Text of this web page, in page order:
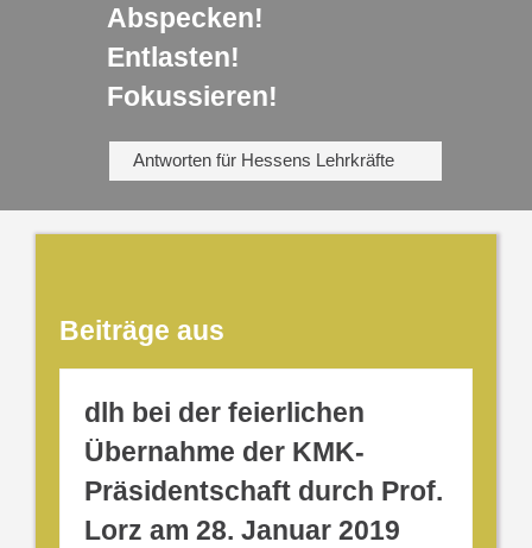
Abspecken!
Entlasten!
Fokussieren!
Antworten für Hessens Lehrkräfte
Beiträge aus
dlh bei der feierlichen
Übernahme der KMK-
Präsidentschaft durch Prof.
Lorz am 28. Januar 2019